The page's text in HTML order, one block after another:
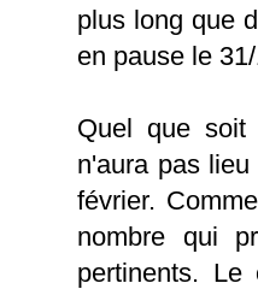
plus long que
en pause le
Quel que soit
n'aura pas
février.
nombre qui
pertinents. Le